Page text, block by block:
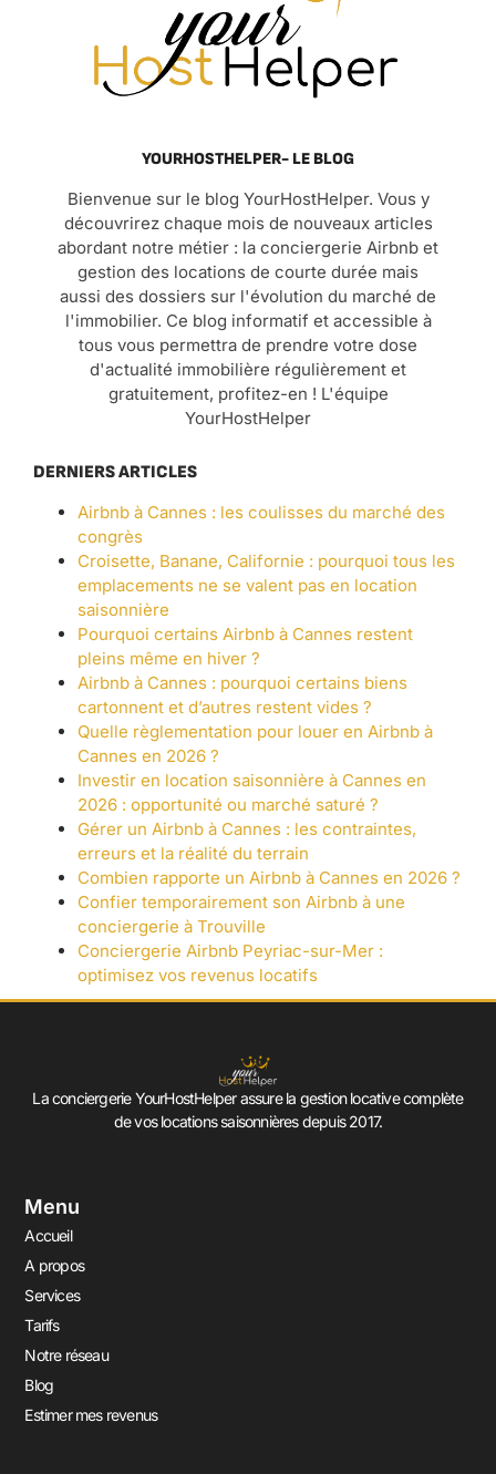
YOURHOSTHELPER- LE BLOG
Bienvenue sur le blog YourHostHelper. Vous y
découvrirez chaque mois de nouveaux articles
abordant notre métier : la conciergerie Airbnb et
gestion des locations de courte durée mais
aussi des dossiers sur l'évolution du marché de
l'immobilier. Ce blog informatif et accessible à
tous vous permettra de prendre votre dose
d'actualité immobilière régulièrement et
gratuitement, profitez-en ! L'équipe
YourHostHelper
DERNIERS ARTICLES
Airbnb à Cannes : les coulisses du marché des
congrès
Croisette, Banane, Californie : pourquoi tous les
emplacements ne se valent pas en location
saisonnière
Pourquoi certains Airbnb à Cannes restent
pleins même en hiver ?
Airbnb à Cannes : pourquoi certains biens
cartonnent et d’autres restent vides ?
Quelle règlementation pour louer en Airbnb à
Cannes en 2026 ?
Investir en location saisonnière à Cannes en
2026 : opportunité ou marché saturé ?
Gérer un Airbnb à Cannes : les contraintes,
erreurs et la réalité du terrain
Combien rapporte un Airbnb à Cannes en 2026 ?
Confier temporairement son Airbnb à une
conciergerie à Trouville
Conciergerie Airbnb Peyriac-sur-Mer :
optimisez vos revenus locatifs
La conciergerie YourHostHelper assure la gestion locative complète
de vos locations saisonnières depuis 2017.
Menu
Accueil
A propos
Services
Tarifs
Notre réseau
Blog
Estimer mes revenus